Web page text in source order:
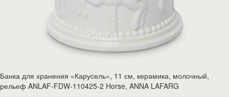
Банка для хранения «Карусель», 11 см, керамика, молочный,
рельеф ANLAF-FDW-110425-2 Horse, ANNA LAFARG